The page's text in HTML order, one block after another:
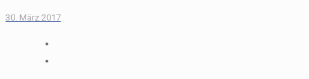
30. März 2017